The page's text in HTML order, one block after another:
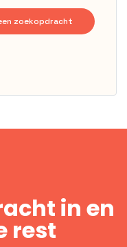
zoekopdracht
in en
rest